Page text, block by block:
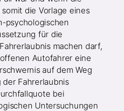
die Vorlage eines
psychologischen
für die
machen darf,
Autofahrer eine
auf dem Weg
Fahrerlaubnis
bei
Untersuchungen